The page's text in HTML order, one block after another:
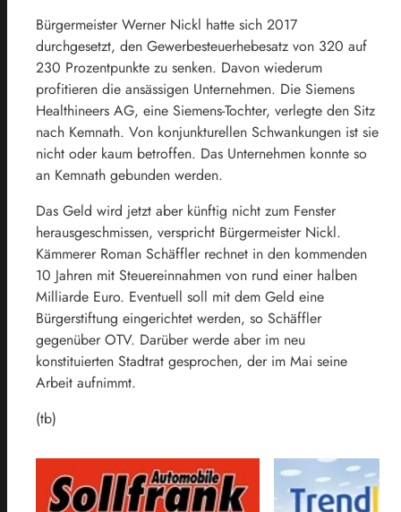
Bürgermeister Werner Nickl hatte sich 2017
durchgesetzt, den Gewerbesteuerhebesatz von 320 auf
230 Prozentpunkte zu senken. Davon wiederum
profitieren die ansässigen Unternehmen. Die Siemens
Healthineers AG, eine Siemens-Tochter, verlegte den Sitz
nach Kemnath. Von konjunkturellen Schwankungen ist sie
nicht oder kaum betroffen. Das Unternehmen konnte so
an Kemnath gebunden werden.
Das Geld wird jetzt aber künftig nicht zum Fenster
herausgeschmissen, verspricht Bürgermeister Nickl.
Kämmerer Roman Schäffler rechnet in den kommenden
10 Jahren mit Steuereinnahmen von rund einer halben
Milliarde Euro. Eventuell soll mit dem Geld eine
Bürgerstiftung eingerichtet werden, so Schäffler
gegenüber OTV. Darüber werde aber im neu
konstituierten Stadtrat gesprochen, der im Mai seine
Arbeit aufnimmt.
(tb)